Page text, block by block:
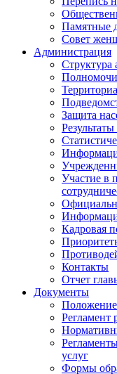
Памятные
Совет
Администрация
Структура
Защита
Участие в
Кадровая
Контакты
Отчет
Документы
Регламент
услуг
Формы